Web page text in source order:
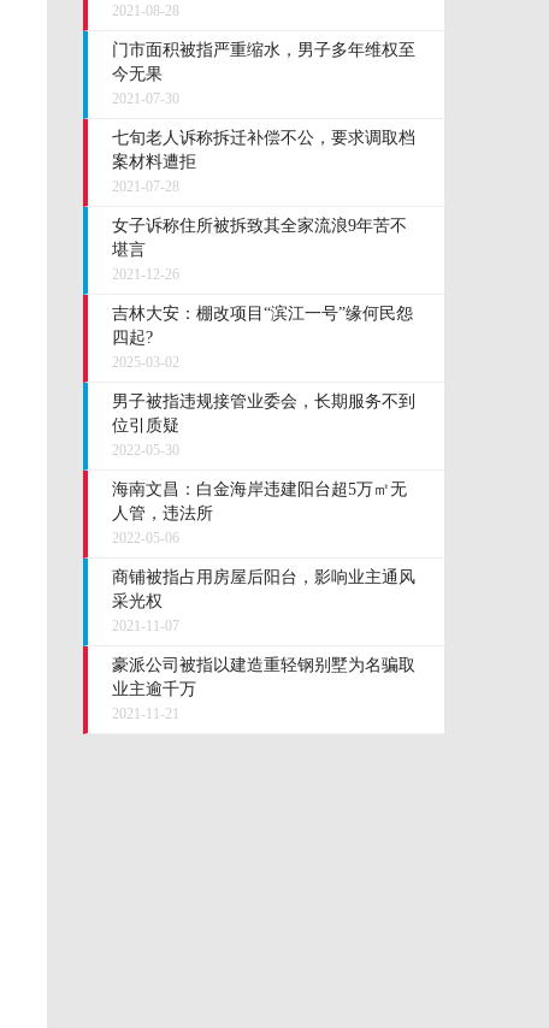
2021-08-28
门市面积被指严重缩水，男子多年维权至
今无果
2021-07-30
七旬老人诉称拆迁补偿不公，要求调取档
案材料遭拒
2021-07-28
女子诉称住所被拆致其全家流浪9年苦不
堪言
2021-12-26
吉林大安：棚改项目“滨江一号”缘何民怨
四起?
2025-03-02
男子被指违规接管业委会，长期服务不到
位引质疑
2022-05-30
海南文昌：白金海岸违建阳台超5万㎡无
人管，违法所
2022-05-06
商铺被指占用房屋后阳台，影响业主通风
采光权
2021-11-07
豪派公司被指以建造重轻钢别墅为名骗取
业主逾千万
2021-11-21